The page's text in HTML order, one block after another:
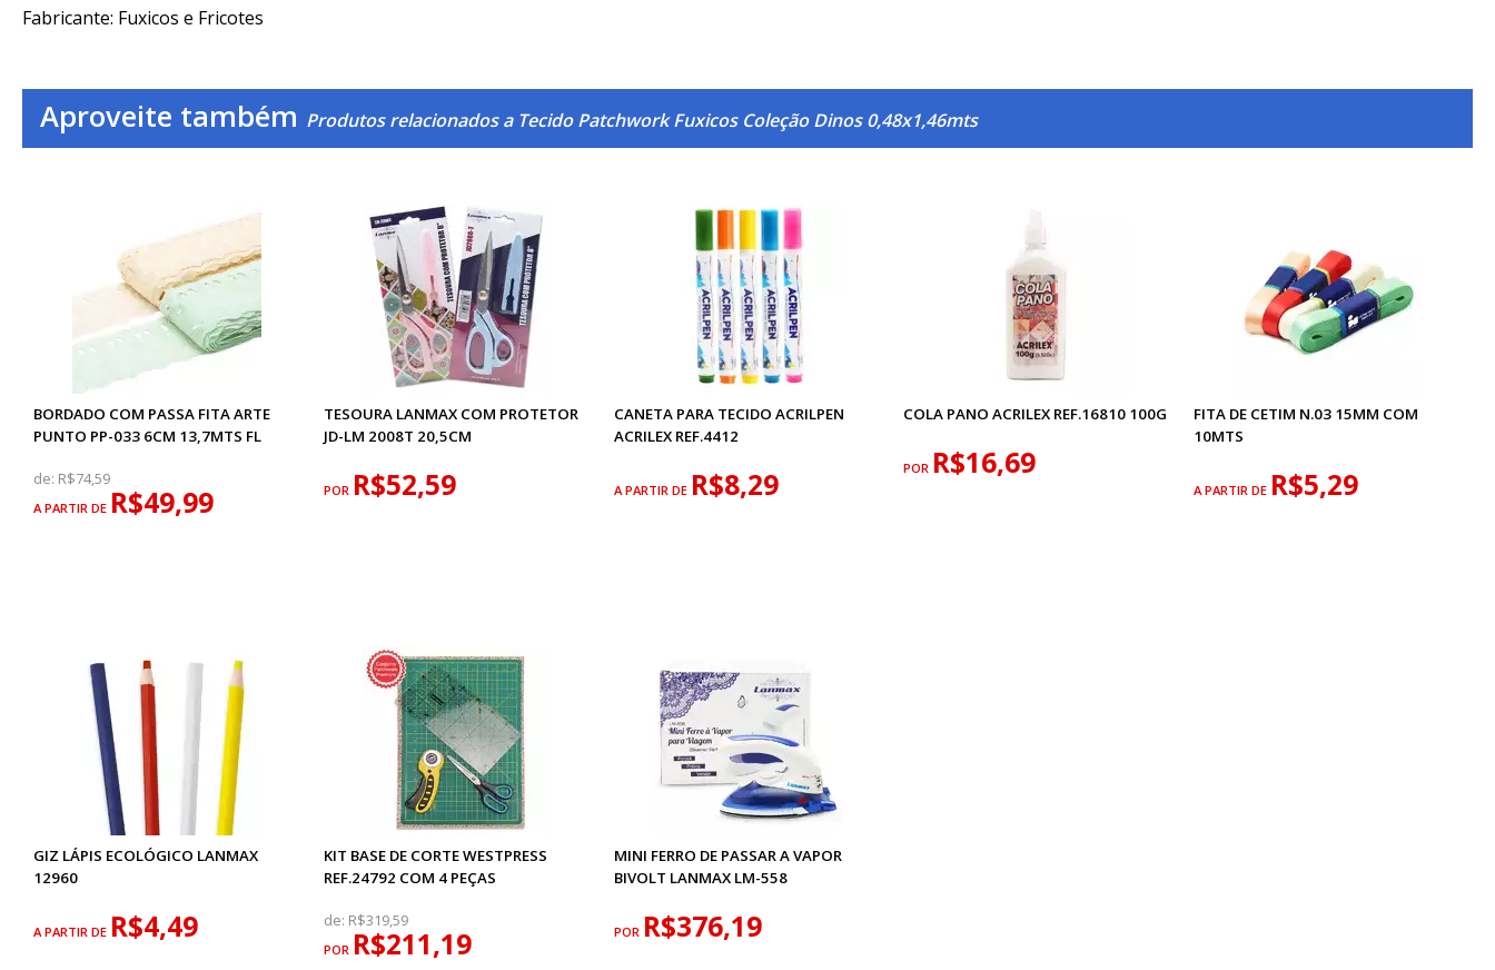
Fabricante: Fuxicos e Fricotes
Aproveite também Produtos relacionados a Tecido Patchwork Fuxicos Coleção Dinos 0,48x1,46mts
BORDADO COM PASSA FITA ARTE
PUNTO PP-033 6CM 13,7MTS FL
de: R$74,59
A PARTIR DE R$49,99
TESOURA LANMAX COM PROTETOR
JD-LM 2008T 20,5CM
POR R$52,59
CANETA PARA TECIDO ACRILPEN
ACRILEX REF.4412
A PARTIR DE R$8,29
COLA PANO ACRILEX REF.16810 100G
POR R$16,69
FITA DE CETIM N.03 15MM COM
10MTS
A PARTIR DE R$5,29
GIZ LÁPIS ECOLÓGICO LANMAX
12960
A PARTIR DE R$4,49
KIT BASE DE CORTE WESTPRESS
REF.24792 COM 4 PEÇAS
de: R$319,59
POR R$211,19
MINI FERRO DE PASSAR A VAPOR
BIVOLT LANMAX LM-558
POR R$376,19